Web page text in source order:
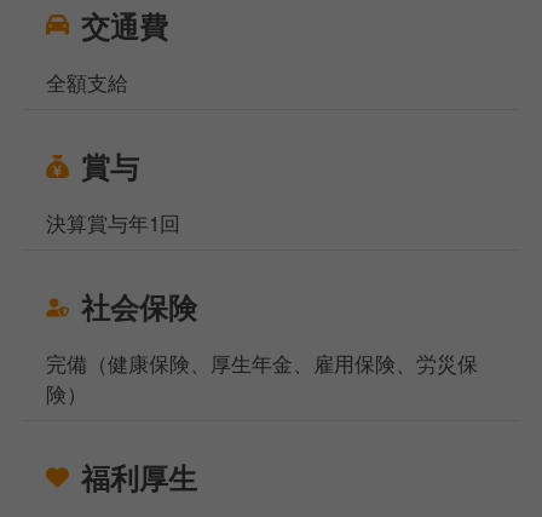
交通費
全額支給
賞与
決算賞与年1回
社会保険
完備（健康保険、厚生年金、雇用保険、労災保
険）
福利厚生